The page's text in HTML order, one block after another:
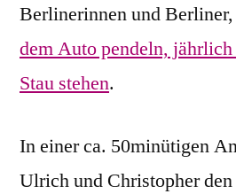
Berlinerinnen und Berliner,
dem Auto pendeln,
Stau stehen.
In einer ca. 50minütigen
Ulrich und Christopher